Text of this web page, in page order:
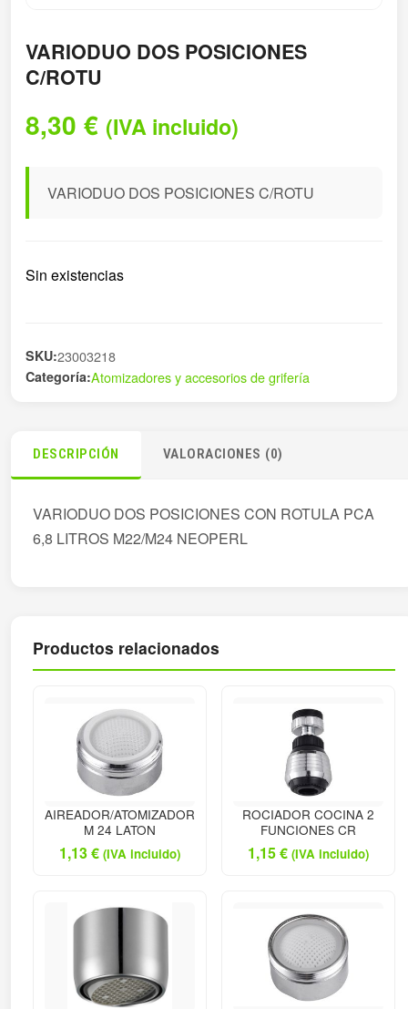
VARIODUO DOS POSICIONES
C/ROTU
8,30 € (IVA incluido)
VARIODUO DOS POSICIONES C/ROTU
Sin existencias
SKU:23003218
Categoría:Atomizadores y accesorios de grifería
DESCRIPCIÓN VALORACIONES (0)
VARIODUO DOS POSICIONES CON ROTULA PCA
6,8 LITROS M22/M24 NEOPERL
Productos relacionados
AIREADOR/ATOMIZADOR
M 24 LATON
1,13€ (IVA incluido)
ROCIADOR COCINA 2
FUNCIONES CR
1,15€ (IVA incluido)